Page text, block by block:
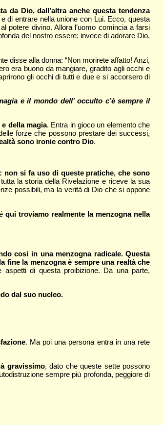
da Dio, dall’altra anche questa tendenza
di entrare nella unione con Lui. Ecco, questa
potere divino. Allora l’uomo comincia a farsi
del nostro essere: invece di adorare Dio,
disse alla donna: “Non morirete affatto! Anzi,
era buono da mangiare, gradito agli occhi e
gli occhi di tutti e due e si accorsero di
e il mondo dell’ occulto c’è sempre il
della magia. Entra in gioco un elemento che
forze che possono prestare dei successi,
sono ironie contro Dio.
non si fa uso di queste pratiche, che sono
la storia della Rivelazione e riceve la sua
possibili, ma la verità di Dio che si oppone
qui troviamo realmente la menzogna nella
cosi in una menzogna radicale. Questa
fine la menzogna è sempre una realtà che
di questa proibizione. Da una parte,
dal suo nucleo.
. Ma poi una persona entra in una rete
gravissimo, dato che queste sette possono
sempre più profonda, peggiore di